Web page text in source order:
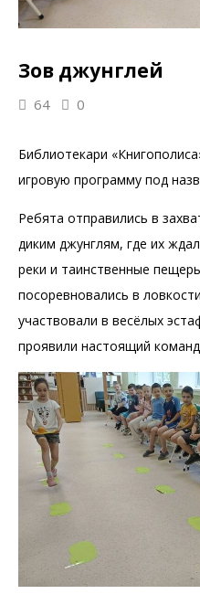
Зов джунглей
64 0
Библиотекари
игровую программу под
Ребята отправились в
диким джунглям, где их
реки и таинственные
посоревновались в
участвовали в весёлых
проявили настоящий